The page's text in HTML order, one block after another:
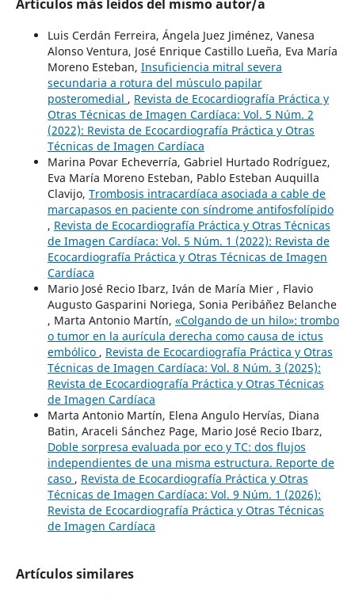
Artículos más leídos del mismo autor/a
Luis Cerdán Ferreira, Ángela Juez Jiménez, Vanesa
Alonso Ventura, José Enrique Castillo Lueña, Eva María
Moreno Esteban, Insuficiencia mitral severa
secundaria a rotura del músculo papilar
posteromedial , Revista de Ecocardiografía Práctica y
Otras Técnicas de Imagen Cardíaca: Vol. 5 Núm. 2
(2022): Revista de Ecocardiografía Práctica y Otras
Técnicas de Imagen Cardíaca
Marina Povar Echeverría, Gabriel Hurtado Rodríguez,
Eva María Moreno Esteban, Pablo Esteban Auquilla
Clavijo, Trombosis intracardíaca asociada a cable de
marcapasos en paciente con síndrome antifosfolípido
, Revista de Ecocardiografía Práctica y Otras Técnicas
de Imagen Cardíaca: Vol. 5 Núm. 1 (2022): Revista de
Ecocardiografía Práctica y Otras Técnicas de Imagen
Cardíaca
Mario José Recio Ibarz, Iván de María Mier , Flavio
Augusto Gasparini Noriega, Sonia Peribáñez Belanche
, Marta Antonio Martín, «Colgando de un hilo»: trombo
o tumor en la aurícula derecha como causa de ictus
embólico , Revista de Ecocardiografía Práctica y Otras
Técnicas de Imagen Cardíaca: Vol. 8 Núm. 3 (2025):
Revista de Ecocardiografía Práctica y Otras Técnicas
de Imagen Cardíaca
Marta Antonio Martín, Elena Angulo Hervías, Diana
Batin, Araceli Sánchez Page, Mario José Recio Ibarz,
Doble sorpresa evaluada por eco y TC: dos flujos
independientes de una misma estructura. Reporte de
caso , Revista de Ecocardiografía Práctica y Otras
Técnicas de Imagen Cardíaca: Vol. 9 Núm. 1 (2026):
Revista de Ecocardiografía Práctica y Otras Técnicas
de Imagen Cardíaca
Artículos similares